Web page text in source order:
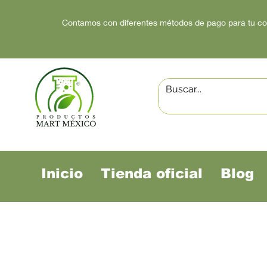
Contamos con diferentes métodos de pago para tu
Inicio Tienda oficial Blog